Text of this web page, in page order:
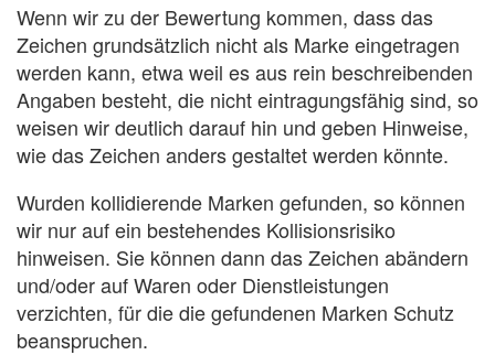
Wenn wir zu der Bewertung kommen, dass das
Zeichen grundsätzlich nicht als Marke eingetragen
werden kann, etwa weil es aus rein beschreibenden
Angaben besteht, die nicht eintragungsfähig sind, so
weisen wir deutlich darauf hin und geben Hinweise,
wie das Zeichen anders gestaltet werden könnte.
Wurden kollidierende Marken gefunden, so können
wir nur auf ein bestehendes Kollisionsrisiko
hinweisen. Sie können dann das Zeichen abändern
und/oder auf Waren oder Dienstleistungen
verzichten, für die die gefundenen Marken Schutz
beanspruchen.